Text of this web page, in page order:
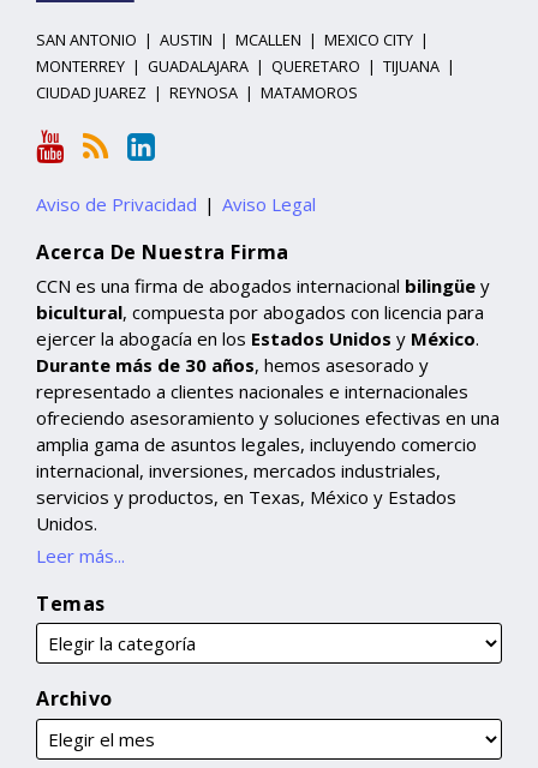
SAN ANTONIO | AUSTIN | MCALLEN | MEXICO CITY |
MONTERREY | GUADALAJARA | QUERETARO | TIJUANA |
CIUDAD JUAREZ | REYNOSA | MATAMOROS
Aviso de Privacidad Aviso Legal
Acerca De Nuestra Firma
CCN es una firma de abogados internacional bilingüe y
bicultural, compuesta por abogados con licencia para
ejercer la abogacía en los Estados Unidos y México.
Durante más de 30 años, hemos asesorado y
representado a clientes nacionales e internacionales
ofreciendo asesoramiento y soluciones efectivas en una
amplia gama de asuntos legales, incluyendo comercio
internacional, inversiones, mercados industriales,
servicios y productos, en Texas, México y Estados
Unidos.
Leer más...
Temas
Archivo